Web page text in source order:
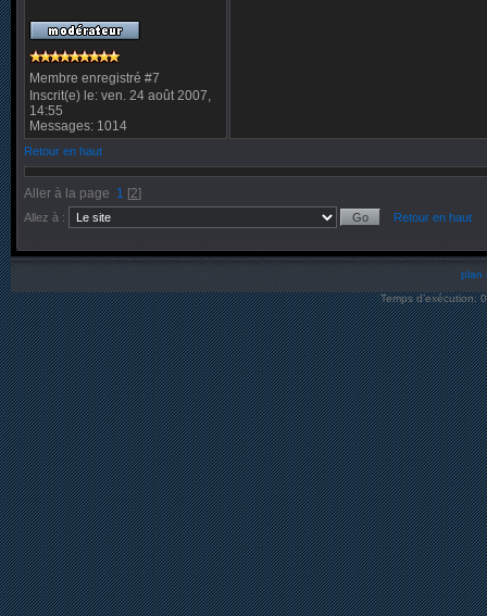
Membre enregistré #7
Inscrit(e) le: ven. 24 août 2007,
14:55
Messages: 1014
Retour en haut
Aller à la page 1 [2]
Allez à : Retour en haut
plan
Temps d’exécution: